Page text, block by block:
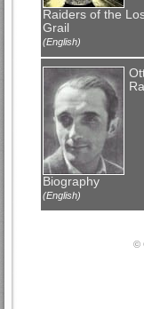
Raiders of the
Grail
(English)
Biography
(English)
©